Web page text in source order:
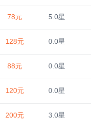
78元 5.0星
128元 0.0星
88元 0.0星
120元 0.0星
200元 3.0星